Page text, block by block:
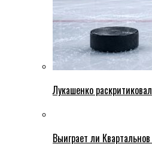
Лукашенко
Выиграет ли